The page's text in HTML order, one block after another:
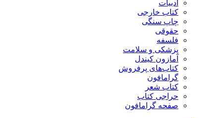
ادبیات
کتاب خارجی
چاپ سنگی
حقوقی
فلسفه
پزشکی و سلامت
آمازون کیندل
کتاب‌های پرفروش
گرامافون
کتاب شعر
حراجی کتاب
صفحه گرامافون